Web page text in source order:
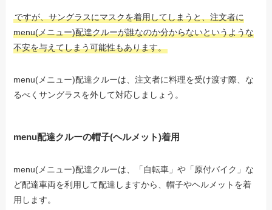
ですが、サングラスにマスクを着用してしまうと、注文者に
menu(メニュー)配達クルーが誰なのか分からないというような
不安を与えてしまう可能性もあります。
menu(メニュー)配達クルーは、注文者に料理を受け渡す際、な
るべくサングラスを外して対応しましょう。
menu配達クルーの帽子(ヘルメット)着用
menu(メニュー)配達クルーは、「自転車」や「原付バイク」な
ど配達車両を利用して配達しますから、帽子やヘルメットを着
用します。